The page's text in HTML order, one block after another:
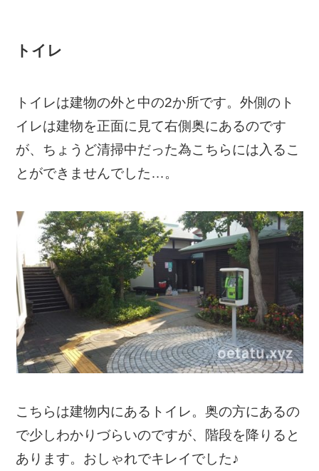
トイレ
トイレは建物の外と中の2か所です。外側のト
イレは建物を正面に見て右側奥にあるのです
が、ちょうど清掃中だった為こちらには入るこ
とができませんでした…。
こちらは建物内にあるトイレ。奥の方にあるの
で少しわかりづらいのですが、階段を降りると
あります。おしゃれでキレイでした♪